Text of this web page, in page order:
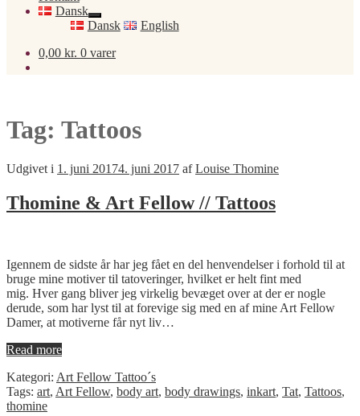
Dansk
Udfold
undermenu
Dansk
English
0,00 kr. 0 varer
Tag: Tattoos
Udgivet i 1. juni 20174. juni 2017 afLouise Thomine
Thomine & Art Fellow // Tattoos
Igennem de sidste år har jeg fået en del henvendelser i forhold til at
bruge mine motiver til tatoveringer, hvilket er helt fint med
mig. Hver gang bliver jeg virkelig bevæget over at der er nogle
derude, som har lyst til at forevige sig med en af mine Art Fellow
Damer, at motiverne får nyt liv…
Read more
Kategori: Art Fellow Tattoo´s
Tags: art, Art Fellow, body art, body drawings, inkart, Tat, Tattoos,
thomine